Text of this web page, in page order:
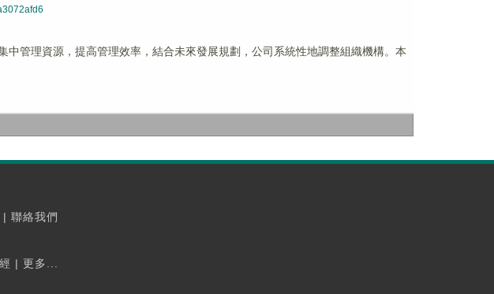
中管理資源，提高管理效率，結合未來發展規劃，公司系統性地調整組織機構。本
| 聯絡我們
| 更多...